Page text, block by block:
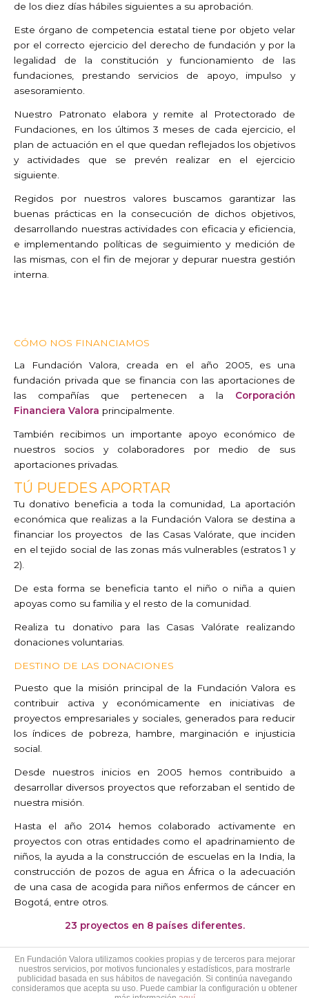
de los diez días hábiles siguientes a su aprobación.
Este órgano de competencia estatal tiene por objeto velar
por el correcto ejercicio del derecho de fundación y por la
legalidad de la constitución y funcionamiento de las
fundaciones, prestando servicios de apoyo, impulso y
asesoramiento.
Nuestro Patronato elabora y remite al Protectorado de
Fundaciones, en los últimos 3 meses de cada ejercicio, el
plan de actuación en el que quedan reflejados los objetivos
y actividades que se prevén realizar en el ejercicio
siguiente.
Regidos por nuestros valores buscamos garantizar las
buenas prácticas en la consecución de dichos objetivos,
desarrollando nuestras actividades con eficacia y eficiencia,
e implementando políticas de seguimiento y medición de
las mismas, con el fin de mejorar y depurar nuestra gestión
interna.
CÓMO NOS FINANCIAMOS
La Fundación Valora, creada en el año 2005, es una
fundación privada que se financia con las aportaciones de
las compañías que pertenecen a la Corporación
Financiera Valora principalmente.
También recibimos un importante apoyo económico de
nuestros socios y colaboradores por medio de sus
aportaciones privadas.
TÚ PUEDES APORTAR
Tu donativo beneficia a toda la comunidad, La aportación
económica que realizas a la Fundación Valora se destina a
financiar los proyectos de las Casas Valórate, que inciden
en el tejido social de las zonas más vulnerables (estratos 1 y
2).
De esta forma se beneficia tanto el niño o niña a quien
apoyas como su familia y el resto de la comunidad.
Realiza tu donativo para las Casas Valórate realizando
donaciones voluntarias.
DESTINO DE LAS DONACIONES
Puesto que la misión principal de la Fundación Valora es
contribuir activa y económicamente en iniciativas de
proyectos empresariales y sociales, generados para reducir
los índices de pobreza, hambre, marginación e injusticia
social.
Desde nuestros inicios en 2005 hemos contribuido a
desarrollar diversos proyectos que reforzaban el sentido de
nuestra misión.
Hasta el año 2014 hemos colaborado activamente en
proyectos con otras entidades como el apadrinamiento de
niños, la ayuda a la construcción de escuelas en la India, la
construcción de pozos de agua en África o la adecuación
de una casa de acogida para niños enfermos de cáncer en
Bogotá, entre otros.
23 proyectos en 8 países diferentes.
Copyright © 2026Fundación Valora·t
En Fundación Valora utilizamos cookies propias y de terceros para mejorar
nuestros servicios, por motivos funcionales y estadísticos, para mostrarle
publicidad basada en sus hábitos de navegación. Si continúa navegando
consideramos que acepta su uso. Puede cambiar la configuración u obtener